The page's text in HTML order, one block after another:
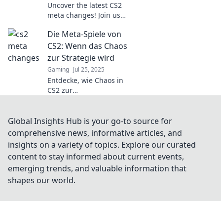
Uncover the latest CS2
meta changes! Join us
to stay ahead in the
ever-evolving gaming
landscape.
Die Meta-Spiele von
CS2: Wenn das Chaos
zur Strategie wird
Gaming Jul 25, 2025
Entdecke, wie Chaos in
CS2 zur
dich von den Meta-
Spielen überraschen!
Global Insights Hub is your go-to source for
comprehensive news, informative articles, and
insights on a variety of topics. Explore our curated
content to stay informed about current events,
emerging trends, and valuable information that
shapes our world.